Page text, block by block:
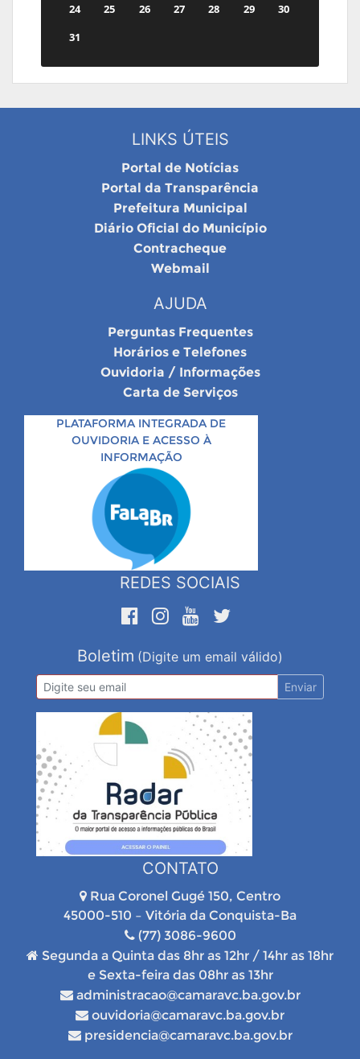
24
25 26 27 28 29
30
31
LINKS ÚTEIS
Portal de Notícias
Portal da Transparência
Prefeitura Municipal
Diário Oficial do Município
Contracheque
Webmail
AJUDA
Perguntas Frequentes
Horários e Telefones
Ouvidoria / Informações
Carta de Serviços
PLATAFORMA INTEGRADA DE
OUVIDORIA E ACESSO À
INFORMAÇÃO
REDES SOCIAIS
Boletim (Digite um email válido)
Enviar
CONTATO
Rua Coronel Gugé 150, Centro
45000-510 – Vitória da Conquista-Ba
(77) 3086-9600
Segunda a Quinta das 8hr as 12hr / 14hr as 18hr
e Sexta-feira das 08hr as 13hr
administracao@camaravc.ba.gov.br
ouvidoria@camaravc.ba.gov.br
presidencia@camaravc.ba.gov.br